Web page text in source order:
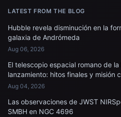
LATEST FROM THE BLOG
Hubble revela disminución en la
galaxia de Andrómeda
Aug 06, 2026
El telescopio espacial romano de
lanzamiento: hitos finales y misión
Aug 04, 2026
Las observaciones de JWST
SMBH en NGC 4696